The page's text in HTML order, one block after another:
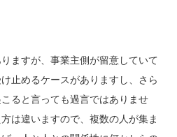
ますが、事業主側が留意していて
止めるケースがありますし、さら
ると言っても過言ではありませ
は違いますので、複数の人が集ま